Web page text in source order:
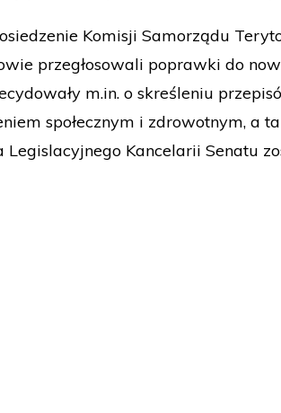
Komisji Samorządu
przegłosowali poprawki do
m.in. o skreśleniu
społecznym i zdrowotnym, a
Kancelarii Senatu